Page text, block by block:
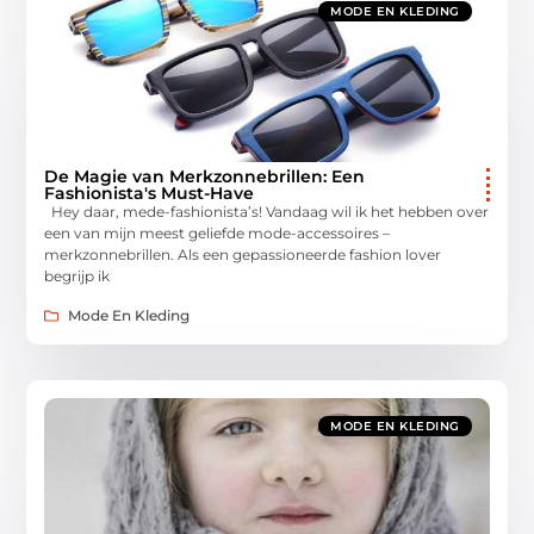
MODE EN KLEDING
De Magie van Merkzonnebrillen: Een
Fashionista's Must-Have
Hey daar, mede-fashionista’s! Vandaag wil ik het hebben over
een van mijn meest geliefde mode-accessoires –
merkzonnebrillen. Als een gepassioneerde fashion lover
begrijp ik
Mode En Kleding
MODE EN KLEDING